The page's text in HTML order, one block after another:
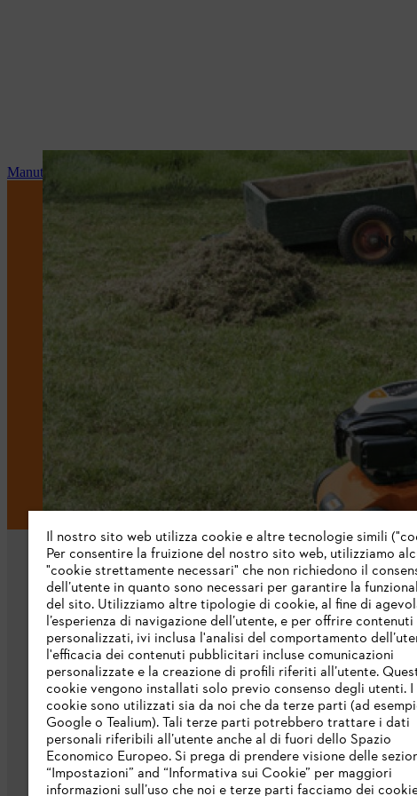
Manutenzione e riparazioni
L’azienda
Chi siamo
Scarica il catalogo
STIHL Integrity Line
Il nostro sito web utilizza cookie e altre tecnologie simili
Per consentire la fruizione del nostro sito web, utilizziamo
"cookie strettamente necessari" che non richiedono il
dell’utente in quanto sono necessari per garantire la
del sito. Utilizziamo altre tipologie di cookie, al fine di
l’esperienza di navigazione dell’utente, e per offrire contenuti
personalizzati, ivi inclusa l'analisi del comportamento
l'efficacia dei contenuti pubblicitari incluse comunicazioni
personalizzate e la creazione di profili riferiti all’utente.
cookie vengono installati solo previo consenso degli utenti. I
cookie sono utilizzati sia da noi che da terze parti (ad
Google o Tealium). Tali terze parti potrebbero trattare i dati
personali riferibili all’utente anche al di fuori dello Spazio
Economico Europeo. Si prega di prendere visione delle
“Impostazioni” and “Informativa sui Cookie” per maggiori
informazioni sull’uso che noi e terze parti facciamo dei